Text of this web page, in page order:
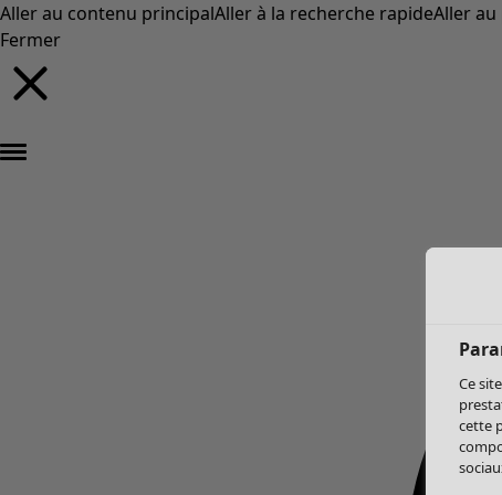
Aller au contenu principalAller à la recherche rapideAller au
Fermer
Ce
cette